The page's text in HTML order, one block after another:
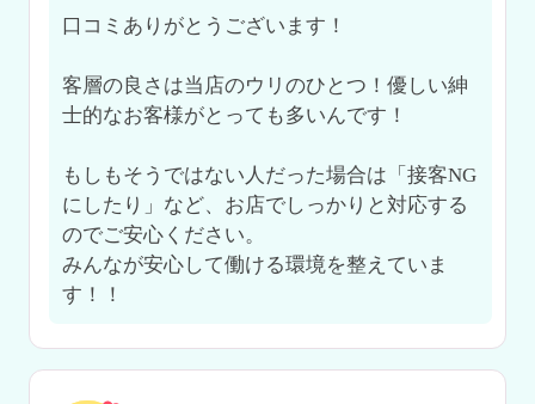
口コミありがとうございます！
客層の良さは当店のウリのひとつ！優しい紳
士的なお客様がとっても多いんです！
もしもそうではない人だった場合は「接客NG
にしたり」など、お店でしっかりと対応する
のでご安心ください。
みんなが安心して働ける環境を整えていま
す！！